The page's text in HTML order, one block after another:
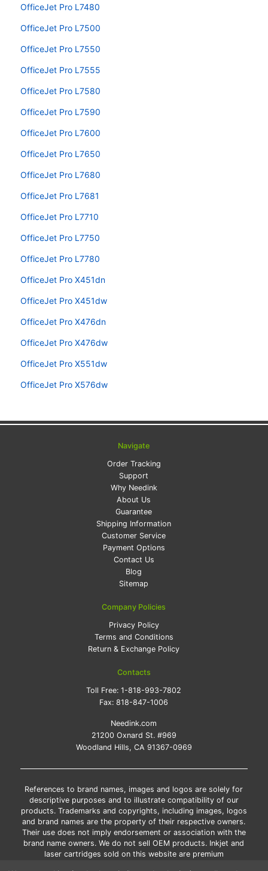
OfficeJet Pro L7480
OfficeJet Pro L7500
OfficeJet Pro L7550
OfficeJet Pro L7555
OfficeJet Pro L7580
OfficeJet Pro L7590
OfficeJet Pro L7600
OfficeJet Pro L7650
OfficeJet Pro L7680
OfficeJet Pro L7681
OfficeJet Pro L7710
OfficeJet Pro L7750
OfficeJet Pro L7780
OfficeJet Pro X451dn
OfficeJet Pro X451dw
OfficeJet Pro X476dn
OfficeJet Pro X476dw
OfficeJet Pro X551dw
OfficeJet Pro X576dw
Navigate
Order Tracking
Support
Why Needink
About Us
Guarantee
Shipping Information
Customer Service
Payment Options
Contact Us
Blog
Sitemap
Company Policies
Privacy Policy
Terms and Conditions
Return & Exchange Policy
Contacts
Toll Free:1-818-993-7802
Fax:818-847-1006
Needink.com
21200 Oxnard St. #969
Woodland Hills, CA 91367-0969
References to brand names, images and logos are solely for
descriptive purposes and to illustrate compatibility of our
products. Trademarks and copyrights, including images, logos
and brand names are the property of their respective owners.
Their use does not imply endorsement or association with the
brand name owners. We do not sell OEM products. Inkjet and
laser cartridges sold on this website are premium